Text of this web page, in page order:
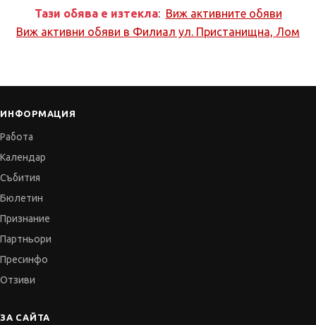
Тази обява е изтекла: Виж активните обяви
Виж активни обяви в Филиал ул. Пристанищна, Лом
ИНФОРМАЦИЯ
Работа
Календар
Събития
Бюлетин
Признание
Партньори
Пресинфо
Отзиви
ЗА САЙТА